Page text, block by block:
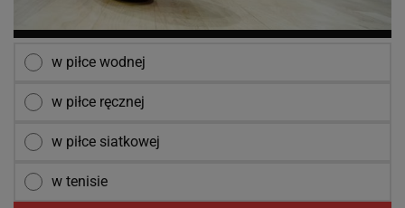
w piłce wodnej
w piłce ręcznej
w piłce siatkowej
w tenisie